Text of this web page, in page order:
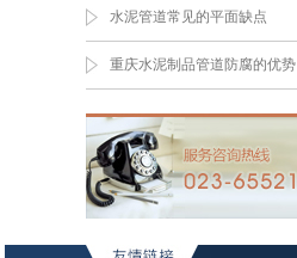
水泥管道常见的平面缺点
重庆水泥制品管道防腐的优势